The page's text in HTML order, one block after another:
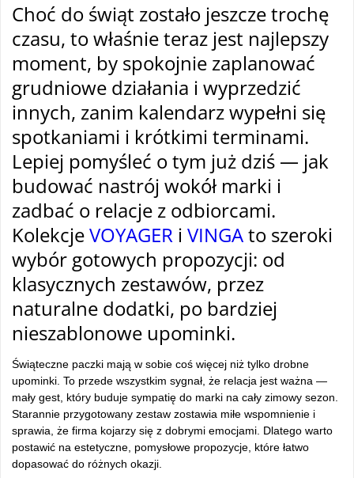
Choć do świąt zostało jeszcze trochę
czasu, to właśnie teraz jest najlepszy
moment, by spokojnie zaplanować
grudniowe działania i wyprzedzić
innych, zanim kalendarz wypełni się
spotkaniami i krótkimi terminami.
Lepiej pomyśleć o tym już dziś — jak
budować nastrój wokół marki i
zadbać o relacje z odbiorcami.
KolekcjeVOYAGER i VINGAto szeroki
wybór gotowych propozycji: od
klasycznych zestawów, przez
naturalne dodatki, po bardziej
nieszablonowe upominki.
Świąteczne paczki mają w sobie coś więcej niż tylko drobne
upominki. To przede wszystkim sygnał, że relacja jest ważna —
mały gest, który buduje sympatię do marki na cały zimowy sezon.
Starannie przygotowany zestaw zostawia miłe wspomnienie i
sprawia, że firma kojarzy się z dobrymi emocjami. Dlatego warto
postawić na estetyczne, pomysłowe propozycje, które łatwo
dopasować do różnych okazji.